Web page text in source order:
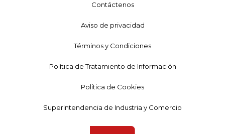
Contáctenos
Aviso de privacidad
Términos y Condiciones
Política de Tratamiento de Información
Política de Cookies
Superintendencia de Industria y Comercio